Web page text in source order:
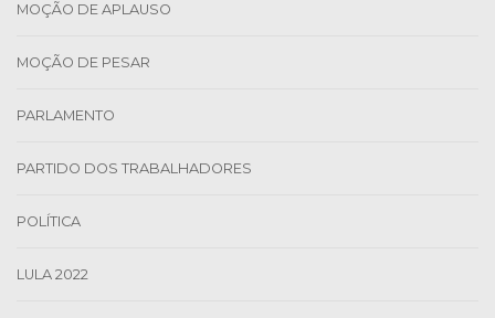
MOÇÃO DE APLAUSO
MOÇÃO DE PESAR
PARLAMENTO
PARTIDO DOS TRABALHADORES
POLÍTICA
LULA 2022